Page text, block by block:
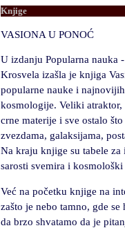
Knjige
VASIONA U PONOĆ
U izdanju Popularna nauka
Krosvela izašla je knjiga
popularne nauke i
kosmologije. Veliki atraktor,
crne materije i sve ostalo što
zvezdama, galaksijama,
Na kraju knjige su tabele za
sarosti svemira i kosmološki
Već na početku knjige na
zašto je nebo tamno, gde se
da brzo shvatamo da je